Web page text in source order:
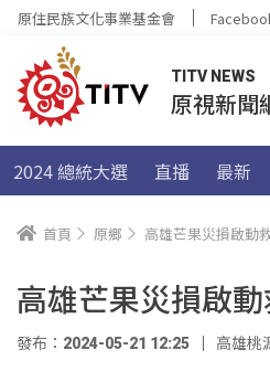
原住民族文化事業基金會
TITV NEWS
原視新聞
2024 總統大選 直播 最新
首頁 原鄉 高雄芒果災損啟動
高雄芒果災損啟
發布：2024-05-21 12:25 高雄桃